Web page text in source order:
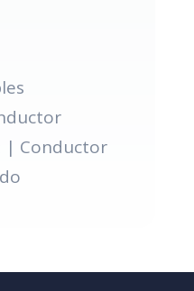
| Conductor